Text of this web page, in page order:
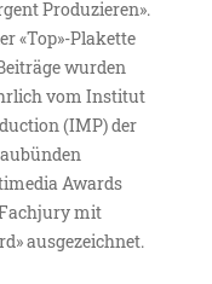
Produzieren».
«Top»-Plakette
wurden
vom Institut
(IMP) der
Awards
mit
ausgezeichnet.